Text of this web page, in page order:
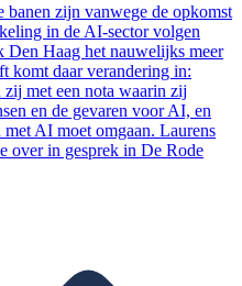
banen zijn vanwege de opkomst
in de AI-sector volgen
Den Haag het nauwelijks meer
komt daar verandering in:
met een nota waarin zij
en de gevaren voor AI, en
AI moet omgaan. Laurens
over in gesprek in De Rode